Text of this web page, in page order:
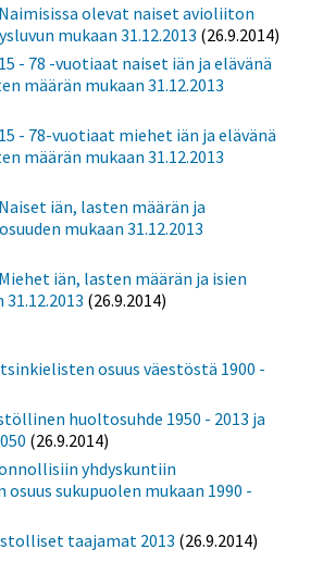
olevat naiset avioliiton
mukaan 31.12.2013 (26.9.2014)
- 78 -vuotiaat naiset iän ja elävänä
määrän mukaan 31.12.2013
- 78-vuotiaat miehet iän ja elävänä
määrän mukaan 31.12.2013
iän, lasten määrän ja
mukaan 31.12.2013
iän, lasten määrän ja isien
(26.9.2014)
osuus väestöstä 1900 -
huoltosuhde 1950 - 2013 ja
(26.9.2014)
yhdyskuntiin
sukupuolen mukaan 1990 -
taajamat 2013 (26.9.2014)